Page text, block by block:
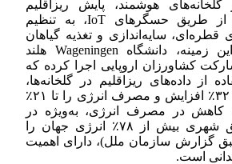
گلخانه‌های هوشمند، پایش ریزاقلیم
به‌صورت لحظه‌ای از طریق حسگرهای IoT، به تنظیم
قطره‌ای، سایه‌اندازی و تغذیه گیاهان
کمک می‌کند. در این زمینه، دانشگاه Wageningen هلند
کشاورزان اروپایی اجرا کرده که
از داده‌های ریزاقلیم در گلخانه‌ها،
بهره‌وری تولید را تا ۳۲٪ افزایش و مصرف انرژی را تا ۲۱٪
در مصرف انرژی، به‌ویژه در
شرایطی که مناطق شهری بیش از ۷۸٪ انرژی جهان را
گزارش سازمان ملل)، دارای اهمیت
است.